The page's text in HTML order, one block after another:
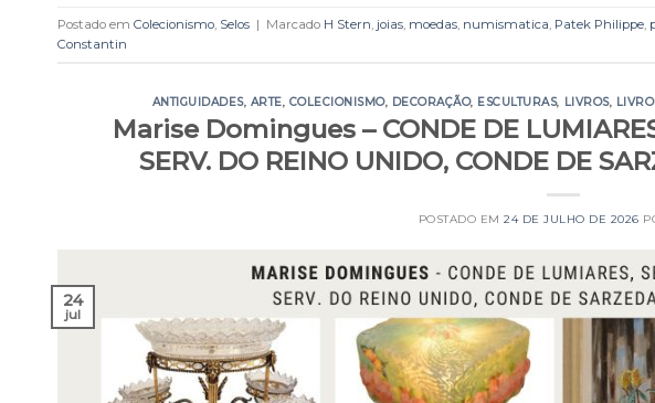
Postado em Colecionismo, Selos | Marcado H Stern, joias, moedas, numismatica, Patek Philippe,
Constantin
ANTIGUIDADES, ARTE, COLECIONISMO, DECORAÇÃO, ESCULTURAS, LIVROS,
Marise Domingues – CONDE DE
SERV. DO REINO UNIDO, CONDE DE
POSTADO EM24 DE JULHO DE 2026
24
jul